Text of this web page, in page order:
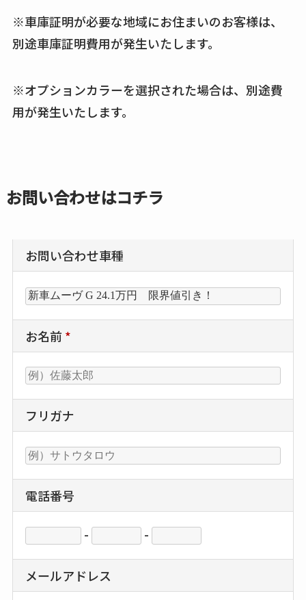
※車庫証明が必要な地域にお住まいのお客様は、
別途車庫証明費用が発生いたします。
※オプションカラーを選択された場合は、別途費
用が発生いたします。
お問い合わせはコチラ
お問い合わせ車種
お名前 *
フリガナ
電話番号
- -
メールアドレス